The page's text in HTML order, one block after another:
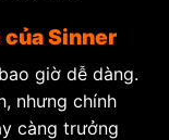
Sinner
giờ dễ dàng.
nhưng chính
càng trưởng